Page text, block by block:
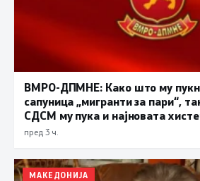
ВМРО-ДПМНЕ: Како што му
сапуница „мигранти за пари“,
СДСМ му пука и најновата
прифаќање на француски
пред 3 ч.
МАКЕДОНИЈА